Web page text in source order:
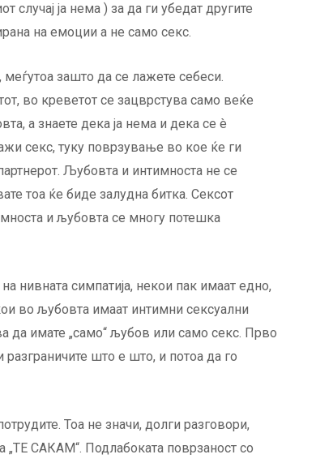
случај ја нема ) за да ги убедат другите
на емоции а не само секс.
зашто да се лажете себеси.
во креветот се зацврстува само веќе
а знаете дека ја нема и дека се è
секс, туку поврзување во кое ќе ги
Љубовта и интимноста не се
тоа ќе биде залудна битка. Сексот
и љубовта се многу потешка
нивната симпатија, некои пак имаат едно,
во љубовта имаат интимни сексуални
да имате „само“ љубов или само секс. Прво
разграничите што е што, и потоа да го
Тоа не значи, долги разговори,
САКАМ“. Подлабоката поврзаност со